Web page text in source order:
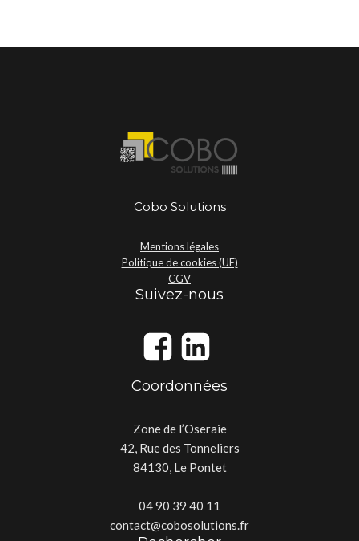
Cobo Solutions
Mentions légales
Politique de cookies (UE)
CGV
Suivez-nous
Coordonnées
Zone de l’Oseraie
42, Rue des Tonneliers
84130, Le Pontet
04 90 39 40 11
contact@cobosolutions.fr